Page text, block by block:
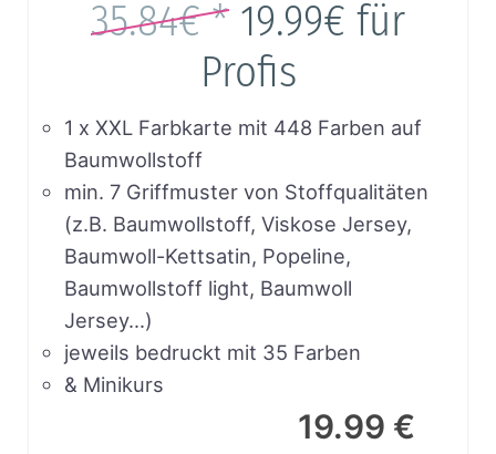
35.84€ * 19.99€ für
Profis
1 x XXL Farbkarte mit 448 Farben auf
Baumwollstoff
min. 7 Griffmuster von Stoffqualitäten
(z.B. Baumwollstoff, Viskose Jersey,
Baumwoll-Kettsatin, Popeline,
Baumwollstoff light, Baumwoll
Jersey…)
jeweils bedruckt mit 35 Farben
& Minikurs
19.99 €